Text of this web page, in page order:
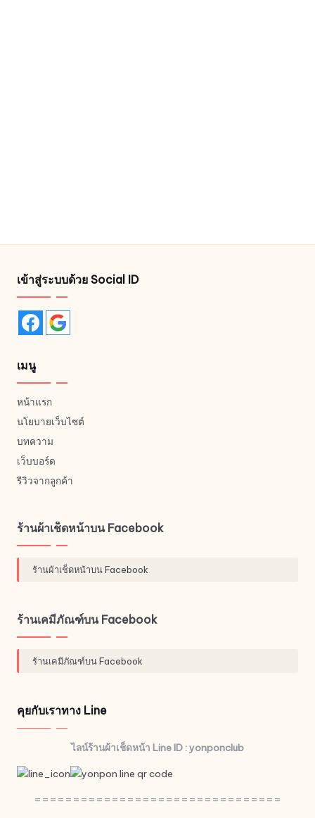
เข้าสู่ระบบด้วย Social ID
เมนู
หน้าแรก
นโยบายเว็บไซต์
บทความ
เว็บบอร์ด
รีวิวจากลูกค้า
ร้านผ้าเช็ดหน้าบน Facebook
ร้านผ้าเช็ดหน้าบน Facebook
ร้านเคมีภัณฑ์บน Facebook
ร้านเคมีภัณฑ์บน Facebook
คุยกับเราทาง Line
ไลน์ร้านผ้าเช็ดหน้า Line ID : yonponclub
================================